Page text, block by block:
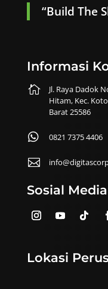
“Build The
Informasi

Jl. Raya Dadok
Hitam, Kec.
Barat 25586
 0821 7375 4406

Sosial Media
Lokasi